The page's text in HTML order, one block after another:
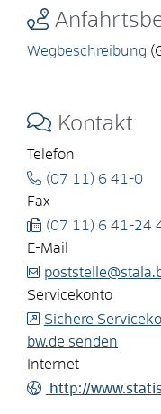
Wegbeschreibung
Kontakt
Telefon
(07 11) 6 41-0
Fax
(07 11) 6 41-24
E-Mail
Servicekonto
Sichere
bw.de senden
Internet
http://